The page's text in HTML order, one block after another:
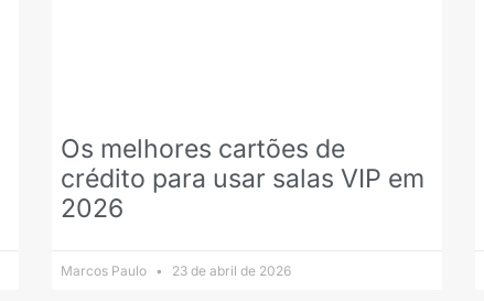
Os melhores cartões de
crédito para usar salas VIP em
2026
Marcos Paulo 23 de abril de 2026